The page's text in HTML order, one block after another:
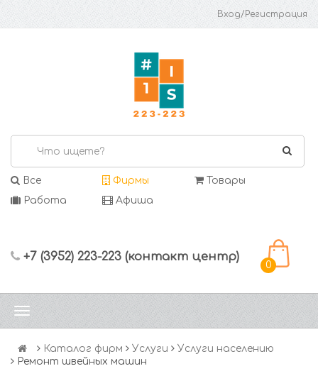
Вход/Регистрация
Все Фирмы
Товары
Работа
Афиша
+7 (3952) 223-223 (контакт центр)
0
Каталог фирм Услуги
Услуги населению
Ремонт швейных машин